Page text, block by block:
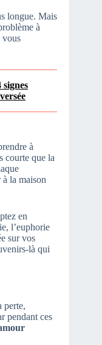
longue. Mais
à
vous
à
courte que la
la maison
en
l’euphorie
sur vos
là qui
perte,
pendant ces